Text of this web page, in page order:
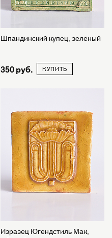
Шпандинский купец, зелёный
350 КУПИТЬ
Изразец Югендстиль Мак,